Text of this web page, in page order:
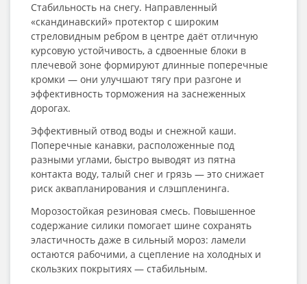
Стабильность на снегу. Направленный
«скандинавский» протектор с широким
стреловидным ребром в центре даёт отличную
курсовую устойчивость, а сдвоенные блоки в
плечевой зоне формируют длинные поперечные
кромки — они улучшают тягу при разгоне и
эффективность торможения на заснеженных
дорогах.
Эффективный отвод воды и снежной каши.
Поперечные канавки, расположенные под
разными углами, быстро выводят из пятна
контакта воду, талый снег и грязь — это снижает
риск аквапланирования и слэшпленинга.
Морозостойкая резиновая смесь. Повышенное
содержание силики помогает шине сохранять
эластичность даже в сильный мороз: ламели
остаются рабочими, а сцепление на холодных и
скользких покрытиях — стабильным.